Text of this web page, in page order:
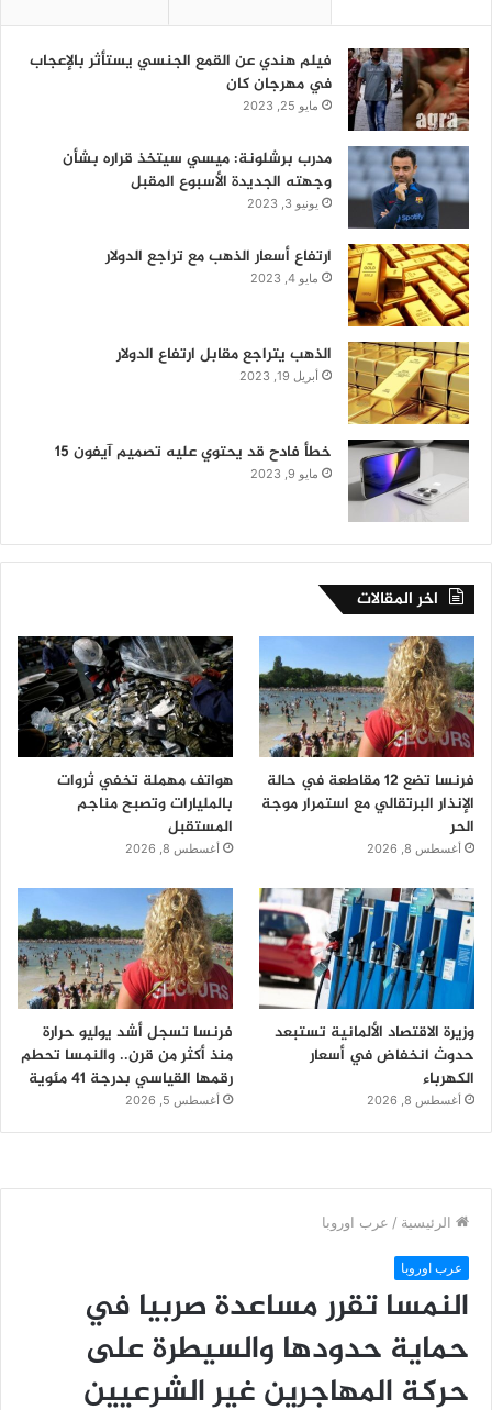
فيلم هندي عن القمع الجنسي يستأثر بالإعجاب
في مهرجان كان
مايو 25, 2023
مدرب برشلونة: ميسي سيتخذ قراره بشأن
وجهته الجديدة الأسبوع المقبل
يونيو 3, 2023
ارتفاع أسعار الذهب مع تراجع الدولار
مايو 4, 2023
الذهب يتراجع مقابل ارتفاع الدولار
أبريل 19, 2023
خطأ فادح قد يحتوي عليه تصميم آيفون 15
مايو 9, 2023
اخر المقالات
فرنسا تضع 12 مقاطعة في حالة
الإنذار البرتقالي مع استمرار موجة
الحر
أغسطس 8, 2026
هواتف مهملة تخفي ثروات
بالمليارات وتصبح مناجم
المستقبل
أغسطس 8, 2026
وزيرة الاقتصاد الألمانية تستبعد
حدوث انخفاض في أسعار
الكهرباء
أغسطس 8, 2026
فرنسا تسجل أشد يوليو حرارة
منذ أكثر من قرن.. والنمسا تحطم
رقمها القياسي بدرجة 41 مئوية
أغسطس 5, 2026